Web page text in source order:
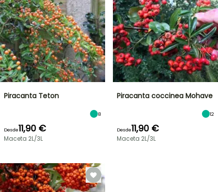
Piracanta Teton
8
Desde11,90 €
Maceta 2L/3L
Piracanta coccinea Mohave
12
Desde11,90 €
Maceta 2L/3L